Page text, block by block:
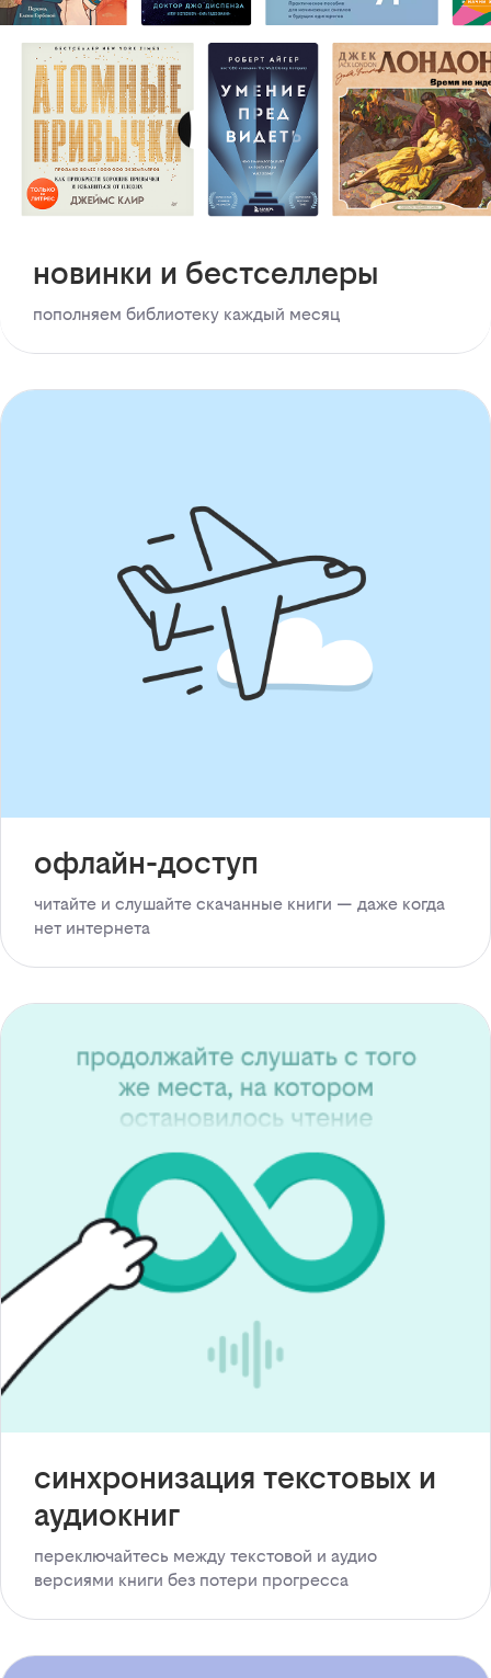
новинки и бестселлеры
пополняем библиотеку каждый месяц
офлайн-доступ
читайте и слушайте скачанные книги — даже когда
нет интернета
синхронизация текстовых и
аудиокниг
переключайтесь между текстовой и аудио
версиями книги без потери прогресса